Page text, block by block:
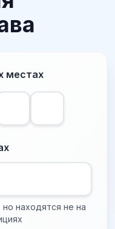
местах
находятся не на